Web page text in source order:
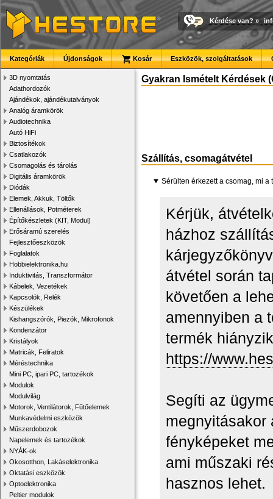
Kérdése van? »
Kategóriák Újdonságok Kosár Eszközök, szolgáltatások
3D nyomtatás
Adathordozók
Ajándékok, ajándékutalványok
Analóg áramkörök
Audiotechnika
Autó HiFi
Biztosítékok
Csatlakozók
Csomagolás és tárolás
Digitális áramkörök
Diódák
Elemek, Akkuk, Töltők
Ellenállások, Potméterek
Építőkészletek (KIT, Modul)
Erősáramú szerelés
Fejlesztőeszközök
Foglalatok
Hobbielektronika.hu
Induktivitás, Transzformátor
Kábelek, Vezetékek
Kapcsolók, Relék
Készülékek
Kishangszórók, Piezók, Mikrofonok
Kondenzátor
Kristályok
Matricák, Feliratok
Méréstechnika
Mini PC, ipari PC, tartozékok
Modulok
Modulvilág
Motorok, Ventilátorok, Fűtőelemek
Munkavédelmi eszközök
Műszerdobozok
Napelemek és tartozékok
NYÁK-ok
Okosotthon, Lakáselektronika
Oktatási eszközök
Optoelektronika
Peltier modulok
Gyakran Ismételt Kérdések
Szállítás, csomagátvétel
Sérülten érkezett a csomag, mi a
Kérjük,
házhoz
átvétel során
követően a
amennyiben a
termék
https://
Segíti az
megnyitásakor
fényképeket
ami műszaki
hasznos lehet.